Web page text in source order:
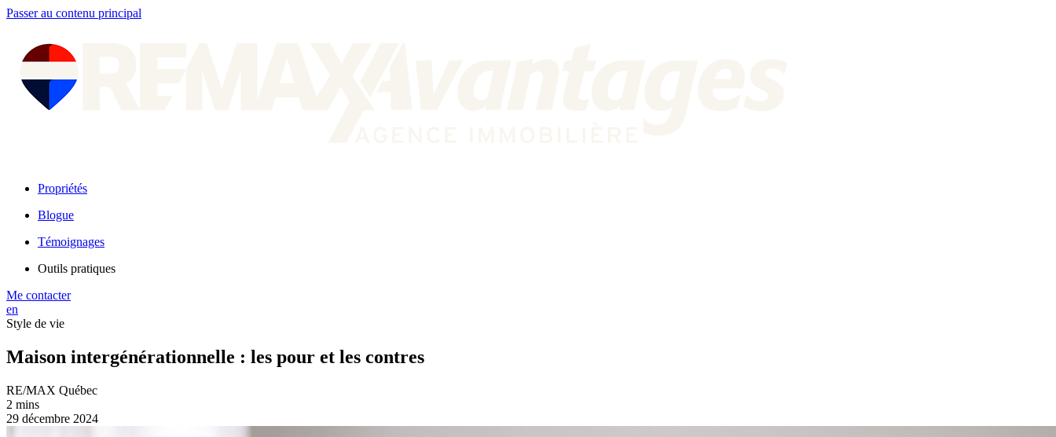
Passer au contenu principal
Propriétés
Blogue
Témoignages
Outils pratiques
Me contacter
en
Style de vie
Maison intergénérationnelle : les pour et les contres
RE/MAX Québec
2 mins
29 décembre 2024